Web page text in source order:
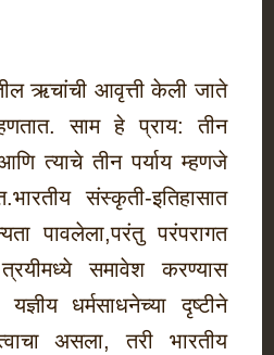
ऋचांची आवृत्ती केली जाते
साम हे प्राय: तीन
त्याचे तीन पर्याय म्हणजे
संस्कृती-इतिहासात
पावलेला,परंतु परंपरागत
समावेश करण्यास
धर्मसाधनेच्या दृष्टीने
असला, तरी भारतीय